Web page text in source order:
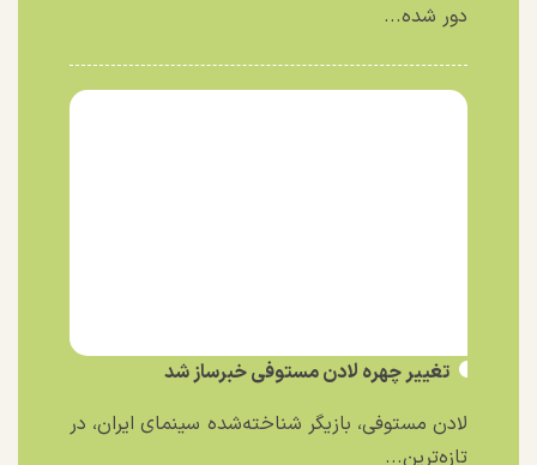
دور شده...
تغییر چهره لادن مستوفی خبرساز شد
لادن مستوفی، بازیگر شناخته‌شده سینمای ایران، در
تازه‌ترین...